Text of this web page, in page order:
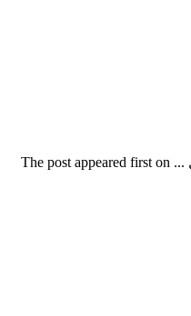
مدل مانتو پاییزه زنانه جدیدمدل مانتو پاییزه , مدل مانتو پاییزی, مانتو پاییزه, مانتو پاییزی, مانتو پاییزی دخترانه, مانتو پاییزی زنانه, مانتوهای شیک زنانه, مدل مانتو پاییزی زنانه. مدل ... The post appeared first on